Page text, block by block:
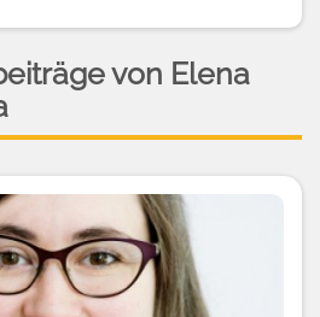
von Elena